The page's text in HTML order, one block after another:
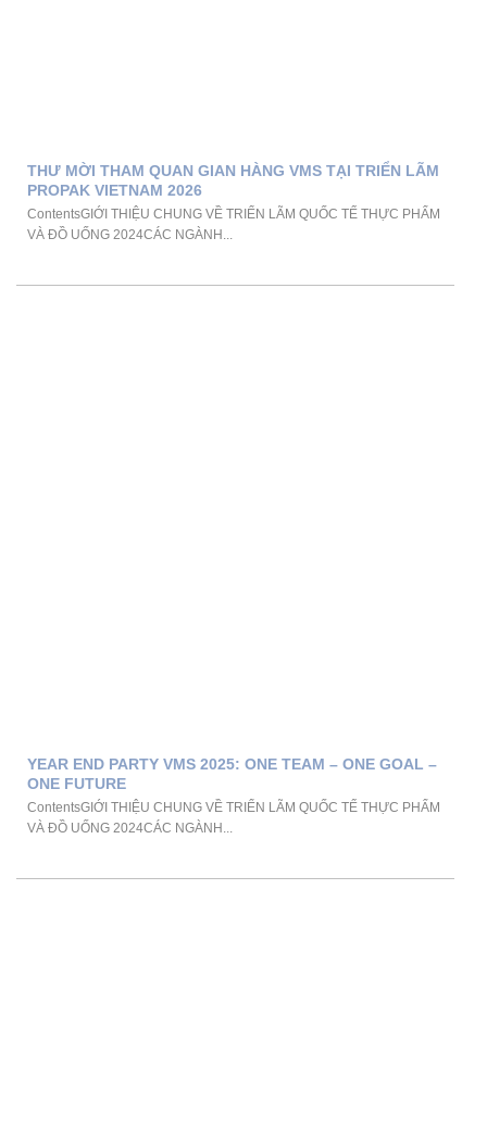
THƯ MỜI THAM QUAN GIAN HÀNG VMS TẠI TRIỂN LÃM
PROPAK VIETNAM 2026
ContentsGIỚI THIỆU CHUNG VỀ TRIỂN LÃM QUỐC TẾ THỰC PHẨM
VÀ ĐỒ UỐNG 2024CÁC NGÀNH...
YEAR END PARTY VMS 2025: ONE TEAM – ONE GOAL –
ONE FUTURE
ContentsGIỚI THIỆU CHUNG VỀ TRIỂN LÃM QUỐC TẾ THỰC PHẨM
VÀ ĐỒ UỐNG 2024CÁC NGÀNH...